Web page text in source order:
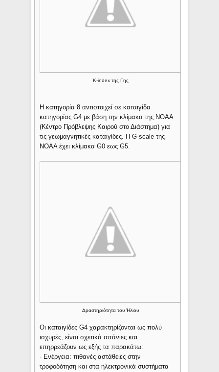
Κ-index της Γης
H κατηγορία 8 αντιστοιχεί σε καταιγίδα
κατηγορίας G4 με βάση την κλίμακα της NOAA
(Κέντρο Πρόβλεψης Καιρού στο Διάστημα) για
τις γεωμαγνητικές καταιγίδες. Η G-scale της
NOAA έχει κλίμακα G0 εως G5.
Δραστηριότητα του Ήλιου
Οι καταιγίδες G4 χαρακτηρίζονται ως πολύ
ισχυρές, είναι σχετικά σπάνιες και
επηρρεάζουν ως εξής τα παρακάτω:
- Ενέργεια: πιθανές αστάθειες στην
τροφοδότηση και στα ηλεκτρονικά συστήματα